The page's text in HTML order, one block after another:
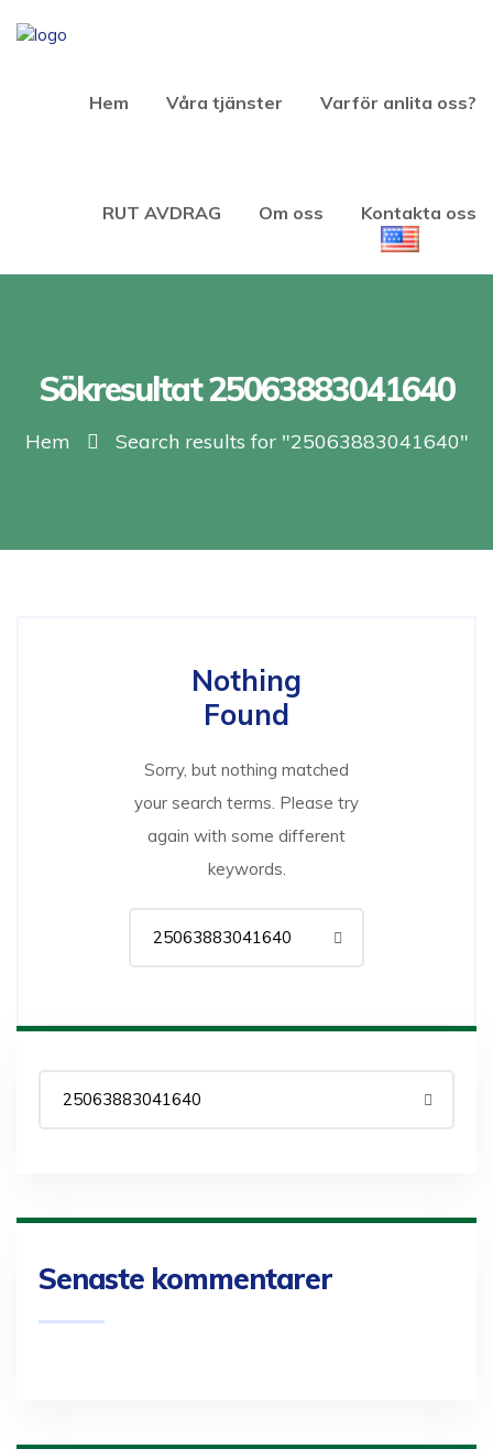
Hem Våra tjänster Varför anlita oss?
RUT AVDRAG Om oss Kontakta oss
Sökresultat 25063883041640
Hem Search results for "25063883041640"
Nothing
Found
Sorry, but nothing matched
your search terms. Please try
again with some different
keywords.
Senaste kommentarer